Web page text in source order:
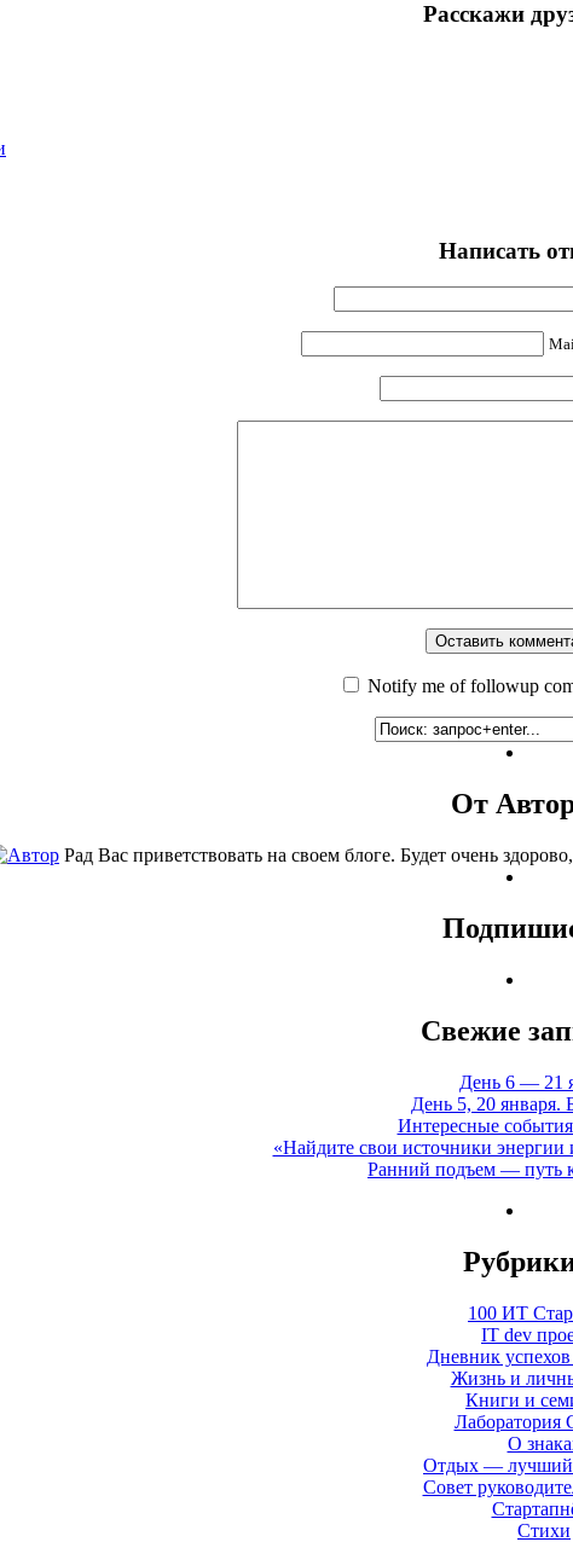
Расскажи
Написать
Notify me of followup
От
Рад Вас приветствовать на своем блоге. Будет очень
Свежие
День 6 — 21
День 5, 20 января.
Интересные
«Найдите свои источники
Ранний подъем — путь
100 ИТ
IT dev
Дневник
Жизнь и
Книги и
Лаборатория
О
Отдых — лучший
Совет
Стихи